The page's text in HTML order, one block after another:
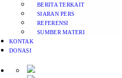
BERITA TERKAIT
SIARAN PERS
REFERENSI
SUMBER MATERI
KONTAK
DONASI